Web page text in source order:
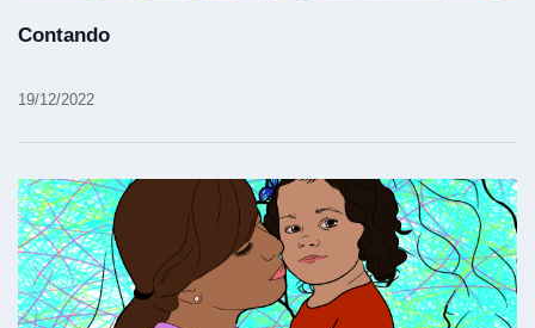
Contando
19/12/2022